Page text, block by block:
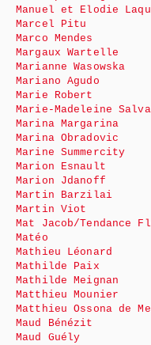
Manuel et Elodie
Marcel Pitu
Marco Mendes
Margaux Wartelle
Marianne Wasowska
Mariano Agudo
Marie Robert
Marie-Madeleine
Marina Margarina
Marina Obradovic
Marine Summercity
Marion Esnault
Marion Jdanoff
Martin Barzilai
Martin Viot
Mat Jacob/Tendance
Matéo
Mathieu Léonard
Mathilde Paix
Mathilde Meignan
Matthieu Mounier
Matthieu Ossona de
Maud Bénézit
Maud Guély